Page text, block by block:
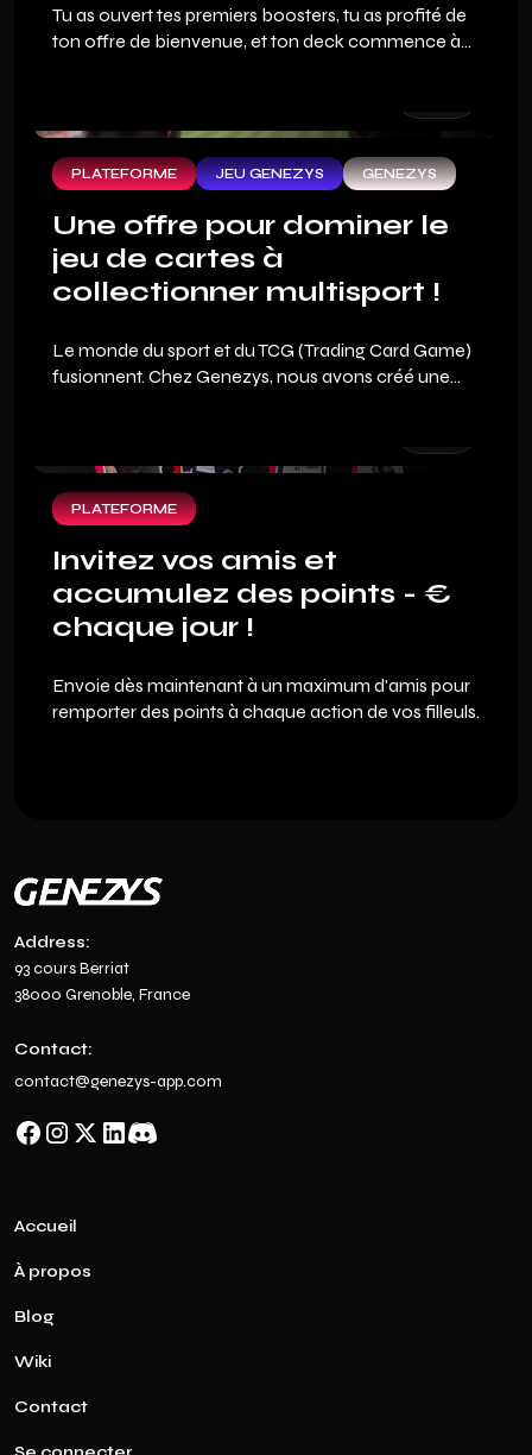
Tu as ouvert tes premiers boosters, tu as profité de
ton offre de bienvenue, et ton deck commence à
PLATEFORME JEU GENEZYS GENEZYS
Une offre pour dominer le
jeu de cartes à
collectionner multisport !
Le monde du sport et du TCG (Trading Card Game)
fusionnent. Chez Genezys, nous avons créé une
permettre de plonger au cœur de ce jeu de sport
nouvelle génération, nous t'offrons un pack de
bienvenue exclusif.
PLATEFORME
Invitez vos amis et
accumulez des points - €
chaque jour !
Envoie dès maintenant à un maximum d'amis pour
remporter des points à chaque action de vos filleuls.
Address:
93 cours Berriat
38000 Grenoble, France
Contact:
contact@genezys-app.com
Accueil
À propos
Blog
Wiki
Contact